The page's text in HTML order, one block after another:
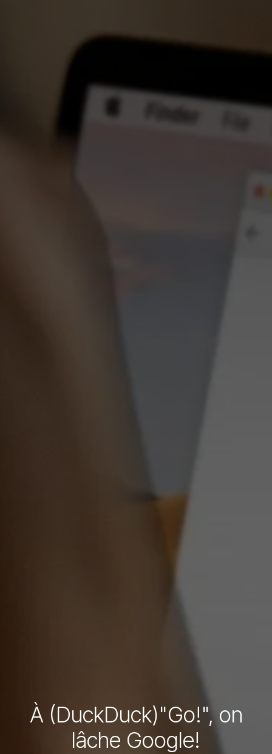
À (DuckDuck)"Go!", on
lâche Google!